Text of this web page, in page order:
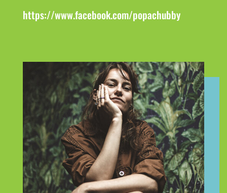
https://www.facebook.com/popachubby